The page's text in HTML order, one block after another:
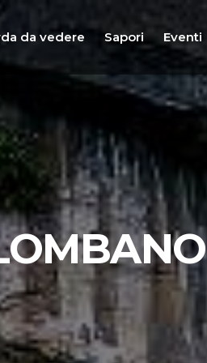
da vedere Sapori Eventi